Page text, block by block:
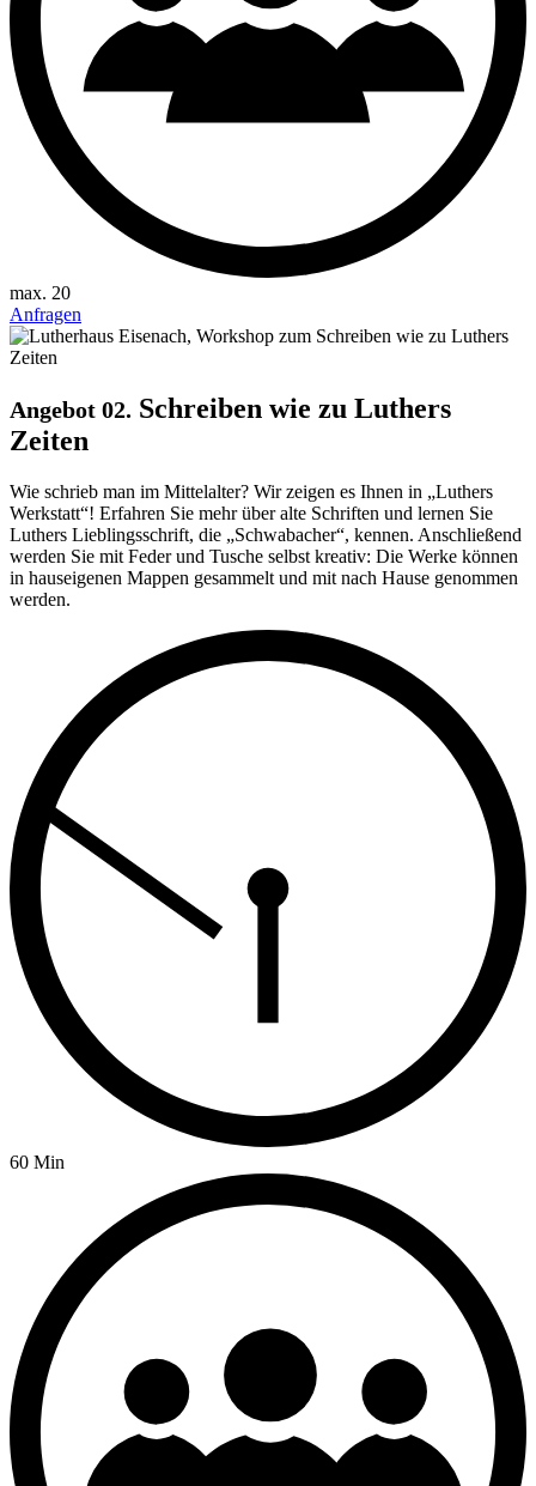
max. 20
Anfragen
Angebot 02. Schreiben wie zu Luthers
Zeiten
Wie schrieb man im Mittelalter? Wir zeigen es Ihnen in „Luthers
Werkstatt“! Erfahren Sie mehr über alte Schriften und lernen Sie
Luthers Lieblingsschrift, die „Schwabacher“, kennen. Anschließend
werden Sie mit Feder und Tusche selbst kreativ: Die Werke können
in hauseigenen Mappen gesammelt und mit nach Hause genommen
werden.
60 Min